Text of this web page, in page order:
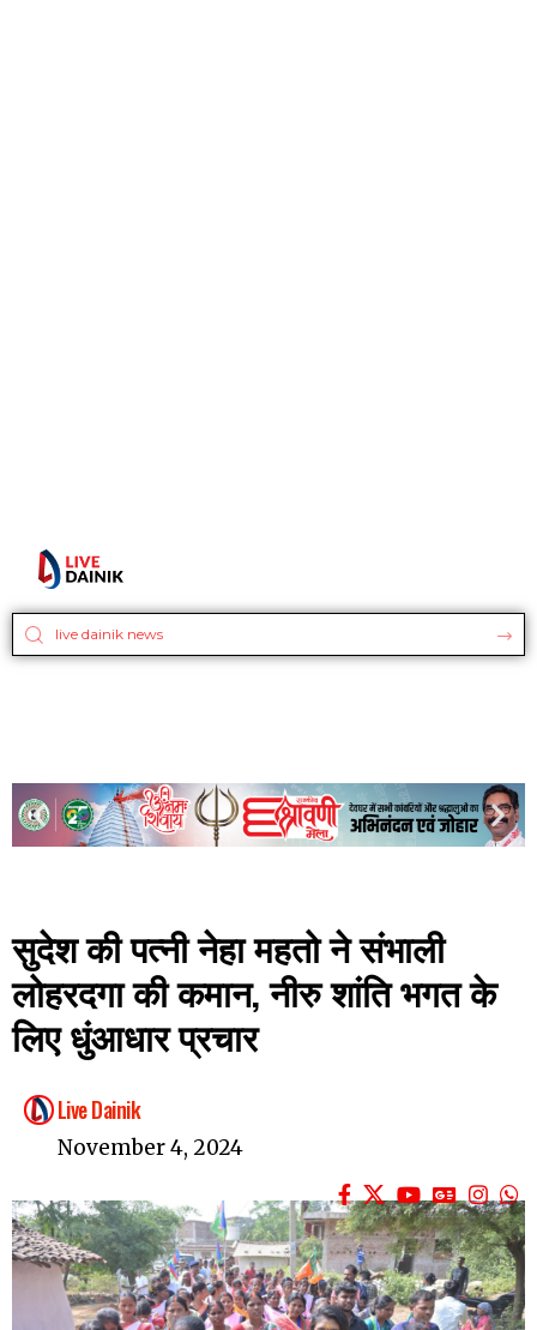
सुदेश की पत्नी नेहा महतो ने संभाली
लोहरदगा की कमान, नीरु शांति भगत के
लिए धुंआधार प्रचार
Live Dainik
November 4, 2024